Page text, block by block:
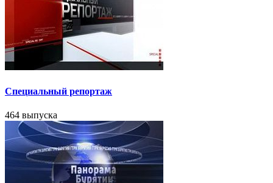
Специальный репортаж
464 выпуска